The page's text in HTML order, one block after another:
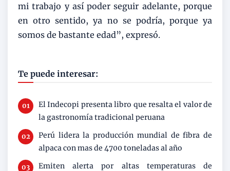
mi trabajo y así poder seguir adelante, porque
en otro sentido, ya no se podría, porque ya
somos de bastante edad”, expresó.
Te puede interesar:
El Indecopi presenta libro que resalta el valor de
la gastronomía tradicional peruana
Perú lidera la producción mundial de fibra de
alpaca con mas de 4700 toneladas al año
Emiten alerta por altas temperaturas de